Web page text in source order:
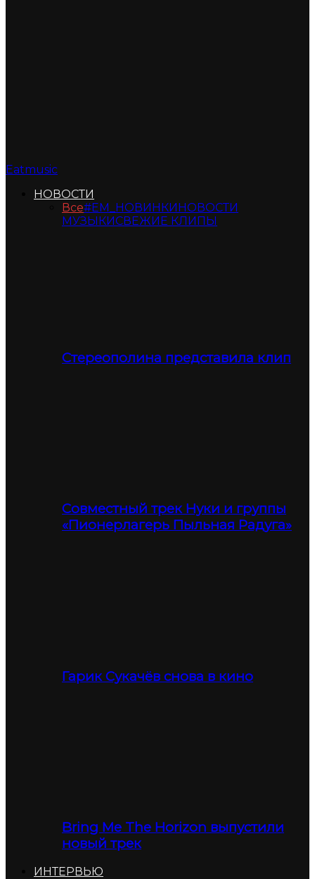
Eatmusic
НОВОСТИ
Все#ЕМ_НОВИНКИНОВОСТИ
МУЗЫКИСВЕЖИЕ КЛИПЫ
Стереополина представила клип
Совместный трек Нуки и группы
«Пионерлагерь Пыльная Радуга»
Гарик Сукачёв снова в кино
Bring Me The Horizon выпустили
новый трек
ИНТЕРВЬЮ